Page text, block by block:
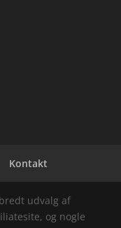
Kontakt
udvalg af
og nogle